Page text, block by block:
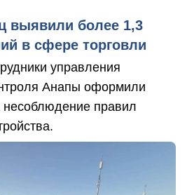
выявили более 1,3
в сфере торговли
управления
Анапы оформили
несоблюдение правил